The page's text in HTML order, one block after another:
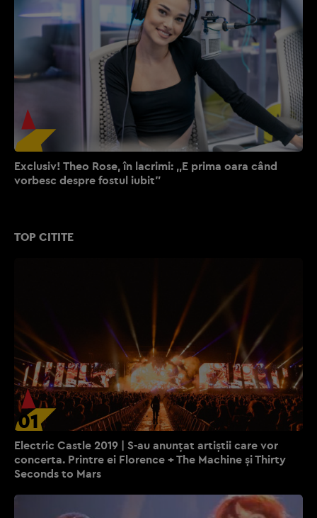
TOP CITITE
01
Electric Castle 2019 | S-au anunțat artiștii care vor
concerta. Printre ei Florence + The Machine și Thirty
Seconds to Mars
Exclusiv! Theo Rose, în lacrimi: ,,E prima oara când
vorbesc despre fostul iubit”